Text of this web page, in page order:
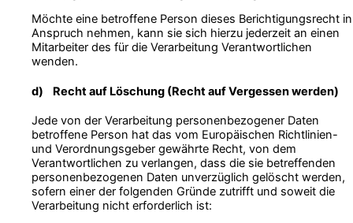
Möchte eine betroffene Person dieses Berichtigungsrecht in
Anspruch nehmen, kann sie sich hierzu jederzeit an einen
Mitarbeiter des für die Verarbeitung Verantwortlichen
wenden.
d) Recht auf Löschung (Recht auf Vergessen werden)
Jede von der Verarbeitung personenbezogener Daten
betroffene Person hat das vom Europäischen Richtlinien-
und Verordnungsgeber gewährte Recht, von dem
Verantwortlichen zu verlangen, dass die sie betreffenden
personenbezogenen Daten unverzüglich gelöscht werden,
sofern einer der folgenden Gründe zutrifft und soweit die
Verarbeitung nicht erforderlich ist: